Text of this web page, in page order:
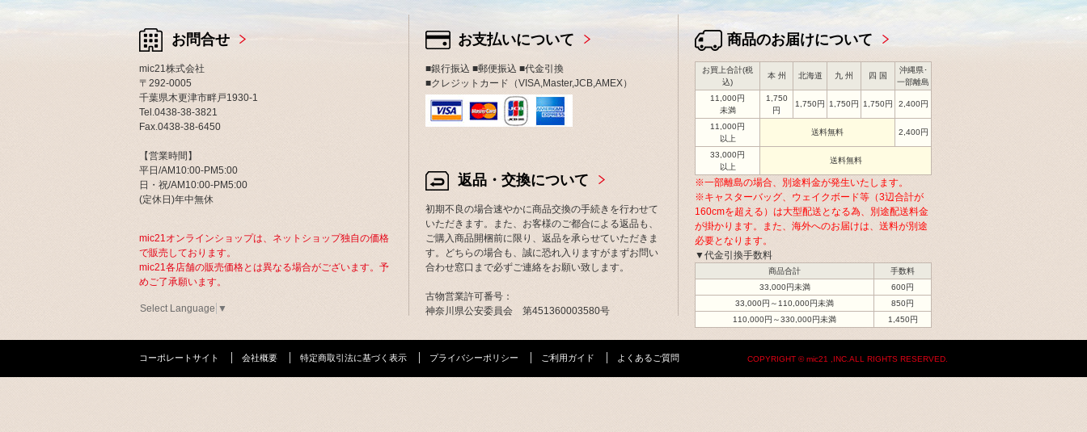
お問合せ
mic21株式会社
〒292-0005
千葉県木更津市畔戸1930-1
Tel.0438-38-3821
Fax.0438-38-6450
【営業時間】
平日/AM10:00-PM5:00
日・祝/AM10:00-PM5:00
(定休日)年中無休
mic21オンラインショップは、ネットショップ独自の価格
で販売しております。
mic21各店舗の販売価格とは異なる場合がございます。予
めご了承願います。
Select Language ▼
お支払いについて
■銀行振込 ■郵便振込 ■代金引換
■クレジットカード（VISA,Master,JCB,AMEX）
返品・交換について
初期不良の場合速やかに商品交換の手続きを行わせて
いただきます。また、お客様のご都合による返品も、
ご購入商品開梱前に限り、返品を承らせていただきま
す。どちらの場合も、誠に恐れ入りますがまずお問い
合わせ窓口まで必ずご連絡をお願い致します。
古物営業許可番号：
神奈川県公安委員会 第451360003580号
商品のお届けについて
お買上合計(税
込)
本 州 北海道 九 州 四 国
沖縄県･
一部離島
11,000円
未満
1,750
円
1,750円 1,750円 1,750円 2,400円
11,000円
以上
送料無料 2,400円
33,000円
以上
送料無料
※一部離島の場合、別途料金が発生いたします。
※キャスターバッグ、ウェイクボード等（3辺合計が
160cmを超える）は大型配送となる為、別途配送料金
が掛かります。また、海外へのお届けは、送料が別途
必要となります。
▼代金引換手数料
商品合計
手数料
33,000円未満
600円
33,000円～110,000円未満
850円
110,000円～330,000円未満
1,450円
コーポレートサイト 会社概要 特定商取引法に基づく表示 プライバシーポリシー ご利用ガイド よくあるご質問 COPYRIGHT © mic21 ,INC.ALL RIGHTS RESERVED.